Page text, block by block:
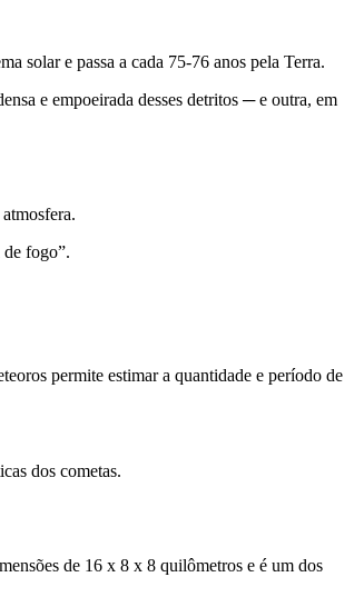
solar e passa a cada 75-76 anos pela Terra.
e empoeirada desses detritos ─ e outra, em
de fogo”.
permite estimar a quantidade e período de
dos cometas.
de 16 x 8 x 8 quilômetros e é um dos